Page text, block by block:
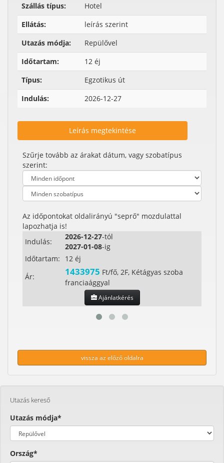
Szállás típus:
Hotel
Ellátás:
leírás szerint
Utazás módja:
Repülővel
Időtartam:
12 éj
Típus:
Egzotikus út
Indulás:
2026-12-27
Leírás megtekintése
Szűrje tovább az árakat dátum, vagy szobatípus
szerint:
Az időpontokat oldalirányú "seprő" mozdulattal
lapozhatja is!
Indulás:
2026-12-27-tól
2027-01-08-ig
Időtartam:
12 éj
Ár:
1433975 Ft/fő, 2F, Kétágyas szoba
franciaággyal
Ajánlatkérés
vissza az előző oldalra
Utazás kereső
Utazás módja*
Ország*